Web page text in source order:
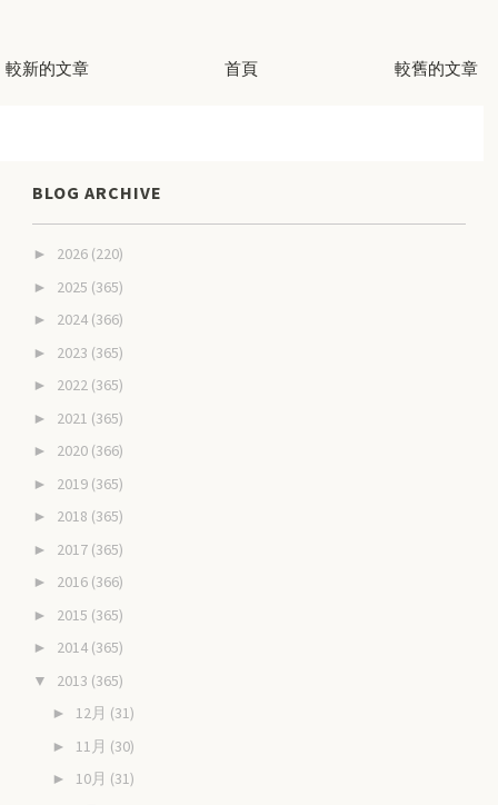
較新的文章 較舊的文章
首頁
BLOG ARCHIVE
► 2026 (220)
► 2025 (365)
► 2024 (366)
► 2023 (365)
► 2022 (365)
► 2021 (365)
► 2020 (366)
► 2019 (365)
► 2018 (365)
► 2017 (365)
► 2016 (366)
► 2015 (365)
► 2014 (365)
▼ 2013 (365)
► 12月 (31)
► 11月 (30)
► 10月 (31)